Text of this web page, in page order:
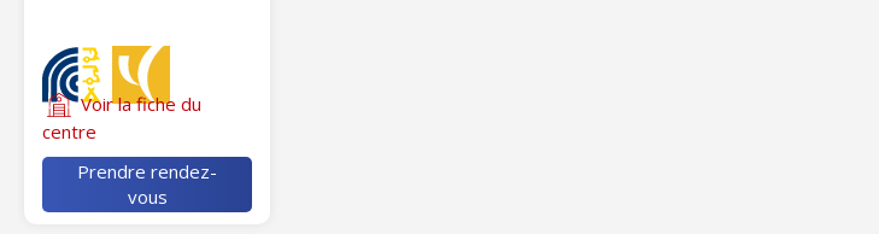
Voir la fiche du
centre
Prendre rendez-
vous